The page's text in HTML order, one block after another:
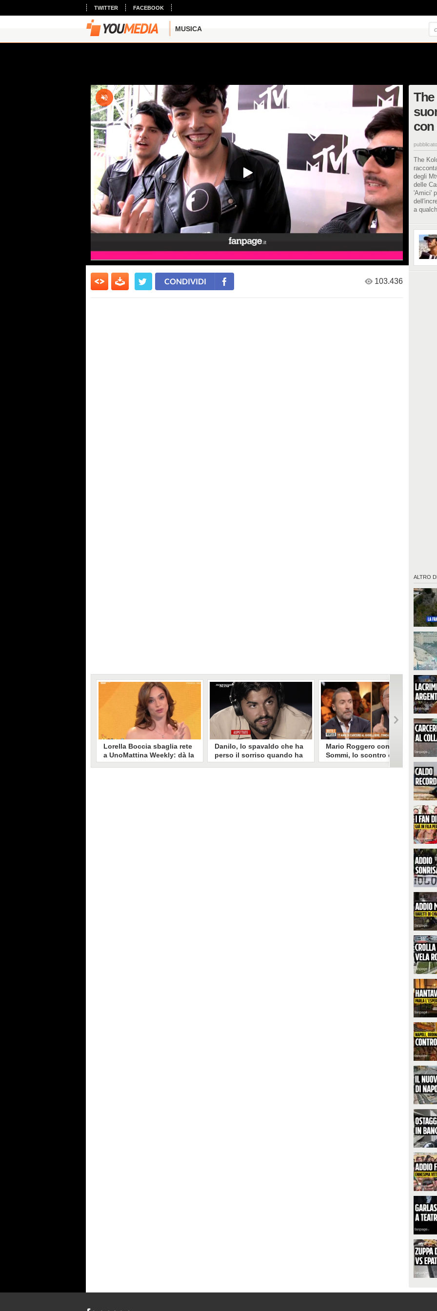
TWITTER FACEBOOK
MUSICA
The
degli
delle
'Amici'
a
ALTRO DI
CONDIVIDI 103.436
Lorella Boccia sbaglia rete
a UnoMattina Weekly: dà la
linea al Tg5 invece che al
Danilo, lo spavaldo che ha
perso il sorriso quando ha
scoperto la gelosia a
Mario Roggero contro Luca
Sommi, lo scontro del 2023
torna virale: "Lo
Torna virale lo scontro tra Mario
Roggero e Luca Sommi a Dritto e
Rovescio nel dicembre 2023. Alla
gioielliere, ora condannato in via